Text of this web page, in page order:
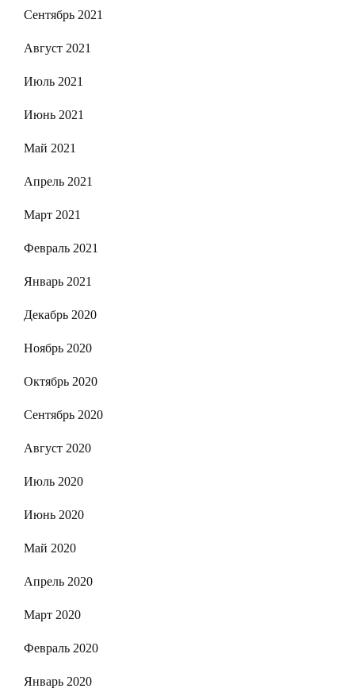
Сентябрь 2021
Август 2021
Июль 2021
Июнь 2021
Май 2021
Апрель 2021
Март 2021
Февраль 2021
Январь 2021
Декабрь 2020
Ноябрь 2020
Октябрь 2020
Сентябрь 2020
Август 2020
Июль 2020
Июнь 2020
Май 2020
Апрель 2020
Март 2020
Февраль 2020
Январь 2020